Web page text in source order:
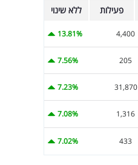
פעילות ללא שינוי
4,400
13.81%
205
7.56%
31,870
7.23%
1,316
7.08%
433
7.02%